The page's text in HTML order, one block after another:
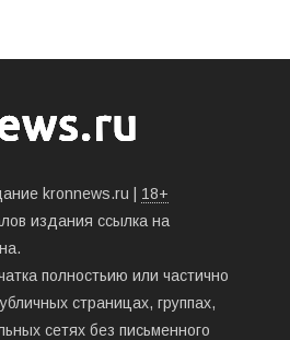
kronnews.ru | 18+
издания ссылка на
полностьию или частично
страницах, группах,
сетях без письменного